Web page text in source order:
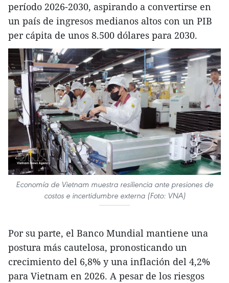
período 2026-2030, aspirando a convertirse en
un país de ingresos medianos altos con un PIB
per cápita de unos 8.500 dólares para 2030.
Economía de Vietnam muestra resiliencia ante presiones de
costos e incertidumbre externa (Foto: VNA)
Por su parte, el Banco Mundial mantiene una
postura más cautelosa, pronosticando un
crecimiento del 6,8% y una inflación del 4,2%
para Vietnam en 2026. A pesar de los riesgos